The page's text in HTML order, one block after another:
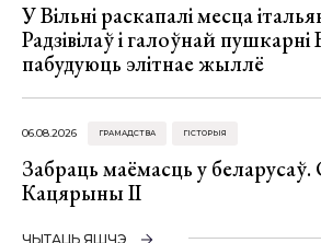
У Вільні раскапалі месца
Радзівілаў і галоўнай
пабудуюць элітнае жыллё
06.08.2026 ГРАМАДСТВА ГІСТОРЫЯ
Забраць маёмасць у
Кацярыны ІІ
ЧЫТАЦЬ ЯШЧЭ